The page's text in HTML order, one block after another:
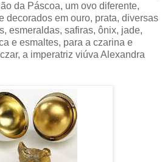
da Páscoa, um ovo diferente,
decorados em ouro, prata, diversas
esmeraldas, safiras, ônix, jade,
e esmaltes, para a czarina e
a imperatriz viúva Alexandra